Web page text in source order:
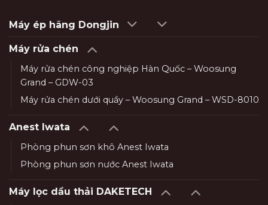
Máy ép hãng Dongjin
Máy rửa chén
Máy rửa chén công nghiệp Hàn Quốc – Woosung
Grand – GDW-03
Máy rửa chén dưới quầy – Woosung Grand – WSD-8010
Anest Iwata
Phòng phun sơn khô Anest Iwata
Phòng phun sơn nước Anest Iwata
Máy lọc dầu thải DAKETECH